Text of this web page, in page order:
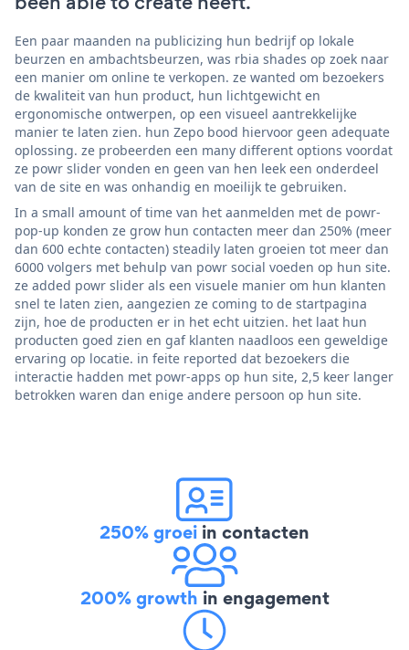
Een paar maanden na publicizing hun bedrijf op lokale
beurzen en ambachtsbeurzen, was rbia shades op zoek naar
een manier om online te verkopen. ze wanted om bezoekers
de kwaliteit van hun product, hun lichtgewicht en
ergonomische ontwerpen, op een visueel aantrekkelijke
manier te laten zien. hun Zepo bood hiervoor geen adequate
oplossing. ze probeerden een many different options voordat
ze powr slider vonden en geen van hen leek een onderdeel
van de site en was onhandig en moeilijk te gebruiken.
In a small amount of time van het aanmelden met de powr-
pop-up konden ze grow hun contacten meer dan 250% (meer
dan 600 echte contacten) steadily laten groeien tot meer dan
6000 volgers met behulp van powr social voeden op hun site.
ze added powr slider als een visuele manier om hun klanten
snel te laten zien, aangezien ze coming to de startpagina
zijn, hoe de producten er in het echt uitzien. het laat hun
producten goed zien en gaf klanten naadloos een geweldige
ervaring op locatie. in feite reported dat bezoekers die
interactie hadden met powr-apps op hun site, 2,5 keer langer
betrokken waren dan enige andere persoon op hun site.
250% groei in contacten
200% growth in engagement